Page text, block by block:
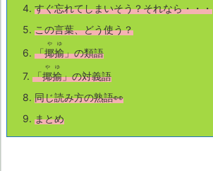
4. すぐ忘れてしまいそう？それなら・・・
5. この言葉、どう使う？
6. 「揶揄
やゆ
」の類語
7. 「揶揄
やゆ
」の対義語
8. 同じ読み方の熟語👀
9. まとめ